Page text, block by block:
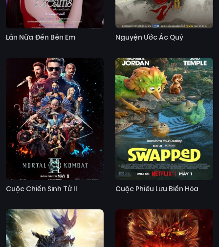
Lần Nữa Đến Bên Em Nguyện Ước Ác Quỷ
Cuộc Chiến Sinh Tử II Cuộc Phiêu Lưu Biến Hóa